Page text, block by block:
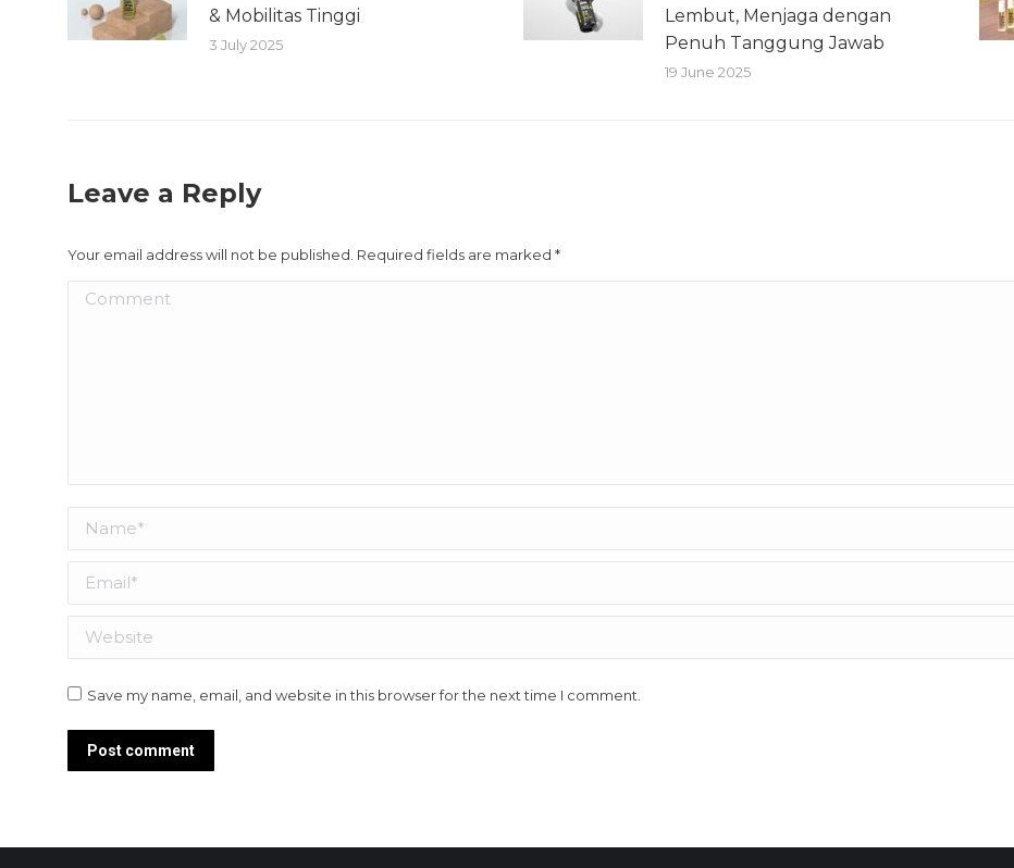
& Mobilitas Tinggi
3 July 2025
Lembut, Menjaga dengan
Penuh Tanggung Jawab
19 June 2025
Leave a Reply
Your email address will not be published. Required fields are marked *
Comment
Name *
Email *
Website
Save my name, email, and website in this browser for the next time I comment.
Post comment